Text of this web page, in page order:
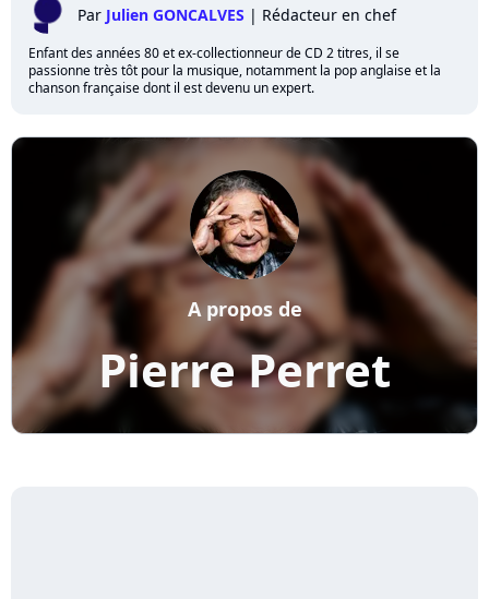
Par Julien GONCALVES | Rédacteur en chef
Enfant des années 80 et ex-collectionneur de CD 2 titres, il se
passionne très tôt pour la musique, notamment la pop anglaise et la
chanson française dont il est devenu un expert.
Pierre Perret
A propos de